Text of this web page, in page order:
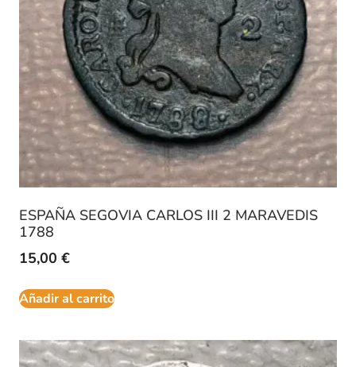
ESPAÑA SEGOVIA CARLOS III 2 MARAVEDIS
1788
15,00 €
Añadir al carrito